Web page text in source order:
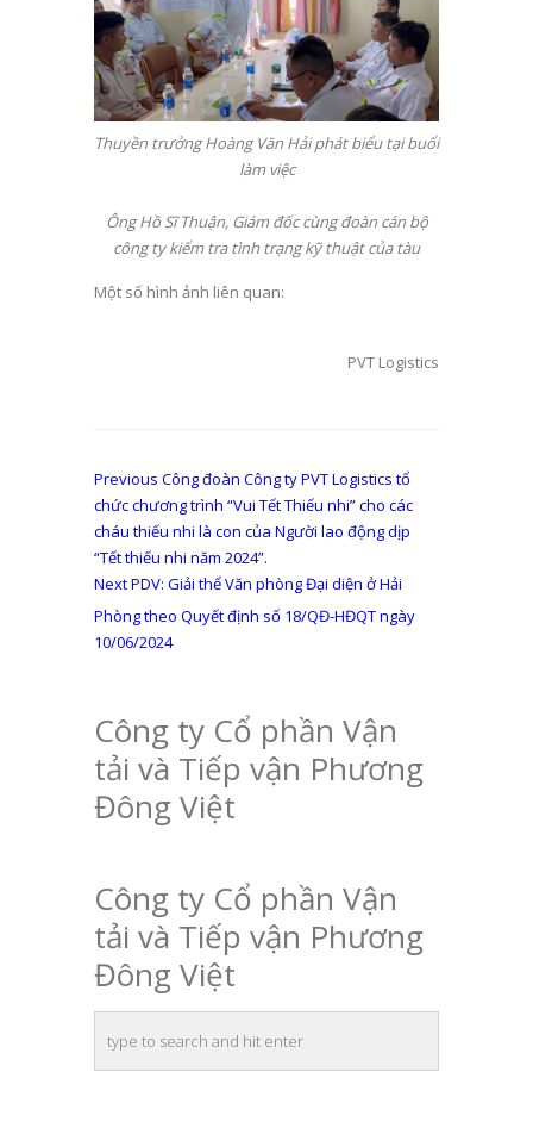
Thuyền trưởng Hoàng Văn Hải phát biểu tại buổi
làm việc
Ông Hồ Sĩ Thuận, Giám đốc cùng đoàn cán bộ
công ty kiểm tra tình trạng kỹ thuật của tàu
Một số hình ảnh liên quan:
PVT Logistics
Điều
hướng
bài
viết
Previous Previous
post:
Công đoàn Công ty PVT Logistics tổ
chức chương trình “Vui Tết Thiếu nhi” cho các
cháu thiếu nhi là con của Người lao động dịp
“Tết thiếu nhi năm 2024”.
NextNext
post:
PDV: Giải thể Văn phòng Đại diện ở Hải
Phòng theo Quyết định số 18/QĐ-HĐQT ngày
10/06/2024
Công ty Cổ phần Vận
tải và Tiếp vận Phương
Đông Việt
Công ty Cổ phần Vận
tải và Tiếp vận Phương
Đông Việt